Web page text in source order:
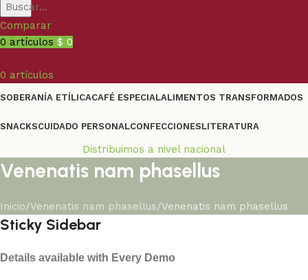
Buscar...
Comparar
0 artículos $ 0
0 artículos
SOBERANÍA ETÍLICACAFÉ ESPECIALALIMENTOS TRANSFORMADOS
SNACKSCUIDADO PERSONALCONFECCIONESLITERATURA
Distribuimos a nivel nacional
Venenatis nam phasellus
Inicio Venenatis nam phasellus Venenatis nam phasellus
Sticky Sidebar
Details available with Every Demo